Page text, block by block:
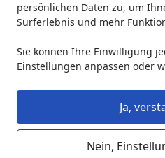
persönlichen Daten zu, um
Surferlebnis und mehr
Sie können Ihre Einwilligung
Einstellungen anpassen oder
Ja,
Nein,
Set (U403-T)